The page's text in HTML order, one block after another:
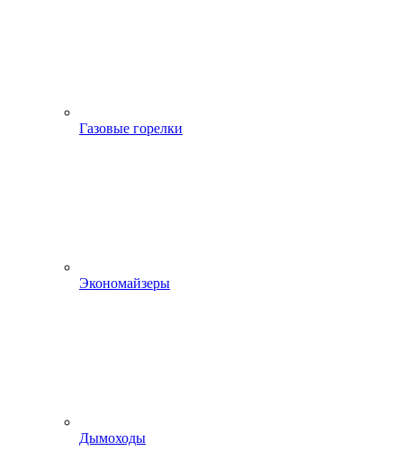
Газовые горелки
Экономайзеры
Дымоходы